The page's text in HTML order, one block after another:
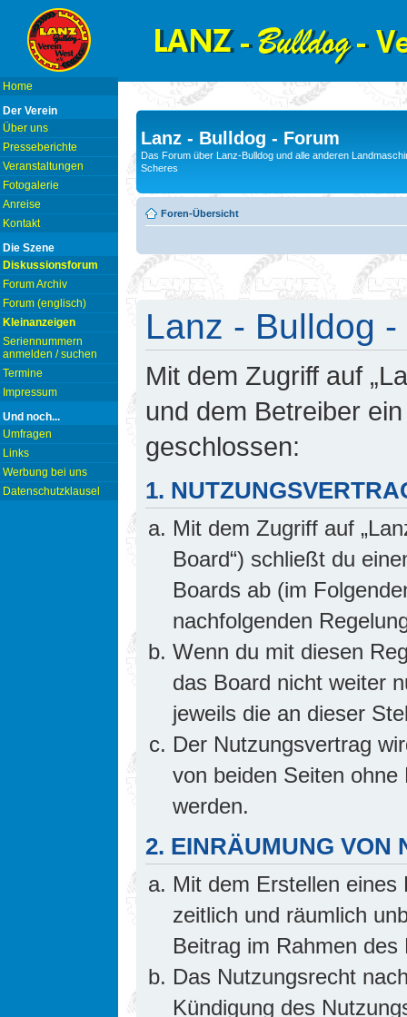
Home
Der Verein
Über uns
Presseberichte
Veranstaltungen
Fotogalerie
Anreise
Kontakt
Die Szene
Diskussionsforum
Forum Archiv
Forum (englisch)
Kleinanzeigen
Seriennummern
anmelden / suchen
Termine
Impressum
Und noch...
Umfragen
Links
Werbung bei uns
Datenschutzklausel
Lanz - Bulldog - Forum
Das Forum über Lanz-Bulldog und alle anderen
Scheres
Foren-Übersicht
Lanz - Bulldog
Mit dem Zugriff auf
und dem Betreiber
geschlossen:
1.
Mit dem Zugriff auf
Board“) schließt du
Boards ab (im
nachfolgenden
Wenn du mit diesen
das Board nicht weiter
jeweils die an dieser
Der Nutzungsvertrag
von beiden Seiten
werden.
2. EINRÄUMUNG VON
Mit dem Erstellen
zeitlich und räumlich
Beitrag im Rahmen
Das Nutzungsrecht
Kündigung des